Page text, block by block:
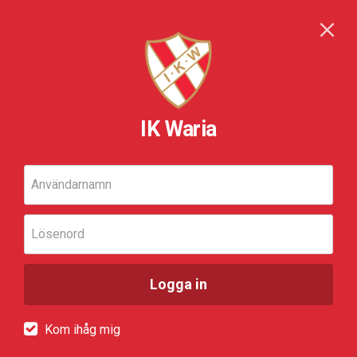
IK Waria
Användarnamn
Lösenord
Logga in
Kom ihåg mig